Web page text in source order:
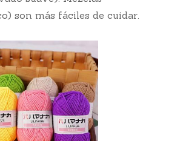
son más fáciles de cuidar.